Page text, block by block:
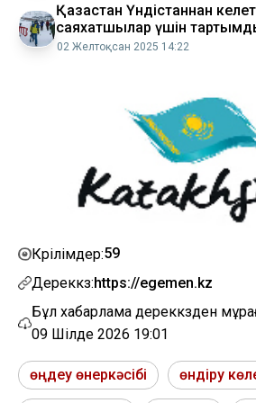
Қазақстан Үндістаннан
саяхатшылар үшін
02 Желтоқсан 2025 14:22
Көрілімдер:59
Дереккөз:https://egemen.kz
Бұл хабарлама дереккөзден
09 Шілде 2026 19:01
өңдеу өнеркәсібі өндіру